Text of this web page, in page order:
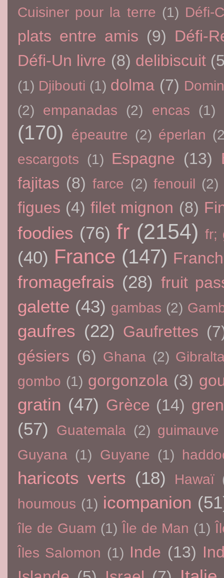
Cuisiner pour la terre (1) Défi-
plats entre amis (9) Défi-
Défi-Un livre (8) delibiscuit
(1) Djibouti (1) dolma (7)
(2) empanadas (2) encas (1)
(170) épeautre (2) éperlan
escargots (1) Espagne (13)
fajitas (8) farce (2) fenouil (2)
figues (4) filet mignon (8)
foodies (76) fr (2154) fr;
(40) France (147)
fromagefrais (28) fruit
galette (43) gambas (2)
gaufres (22) Gaufrettes
gésiers (6) Ghana (2)
gombo (1) gorgonzola (3)
gratin (47) Grèce (14)
(57) Guatemala (2) guimauve
Guyana (1) Guyane (1)
haricots verts (18) Hawaï
houmous (1) icompanion
île de Guam (1) Île de Man (1)
Îles Salomon (1) Inde (13)